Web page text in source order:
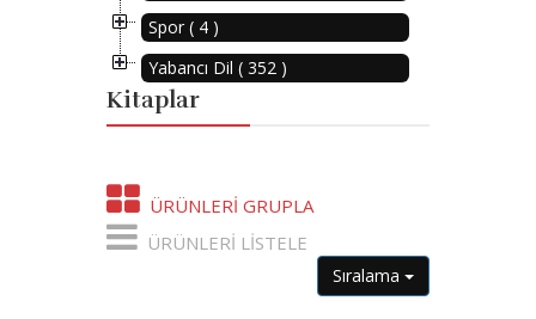
Spor ( 4 )
Yabancı Dil ( 352 )
Kitaplar
ÜRÜNLERI GRUPLA
ÜRÜNLERI LISTELE
Sıralama